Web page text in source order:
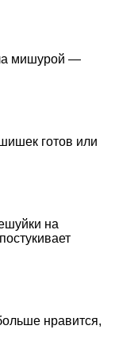
мишурой —
готов или
на
нравится,